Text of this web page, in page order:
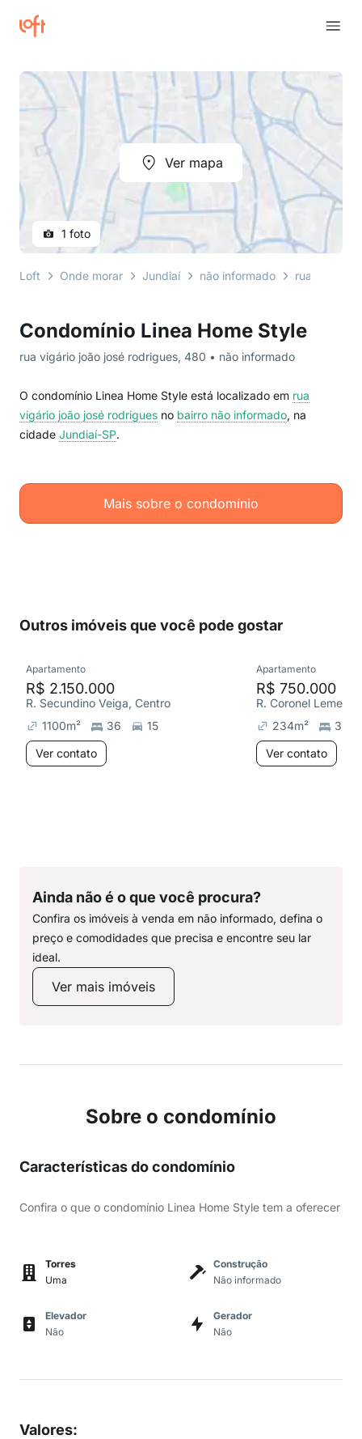
Condomínio Linea Home Style
rua vigário joão josé rodrigues, 480 • não informado
O condomínio Linea Home Style está localizado em rua
vigário joão josé rodrigues no bairro não informado, na
cidade Jundiaí-SP.
Mais sobre o condomínio
Ver mapa
1 foto
Loft Onde morar Jundiaí não informado rua vigário
Outros imóveis que você pode gostar
Apartamento
R$ 2.150.000
R. Secundino Veiga, Centro
1100m² 36
15
Ver contato
Apartamento
R$ 750.000
R. Coronel Leme
234m²
3
Ver contato
Ainda não é o que você procura?
Confira os imóveis à venda em não informado, defina o
preço e comodidades que precisa e encontre seu lar
ideal.
Ver mais imóveis
Sobre o condomínio
Características do condomínio
Confira o que o condomínio Linea Home Style tem a oferecer
Torres
Uma
Construção
Não informado
Elevador
Não
Gerador
Não
Valores: